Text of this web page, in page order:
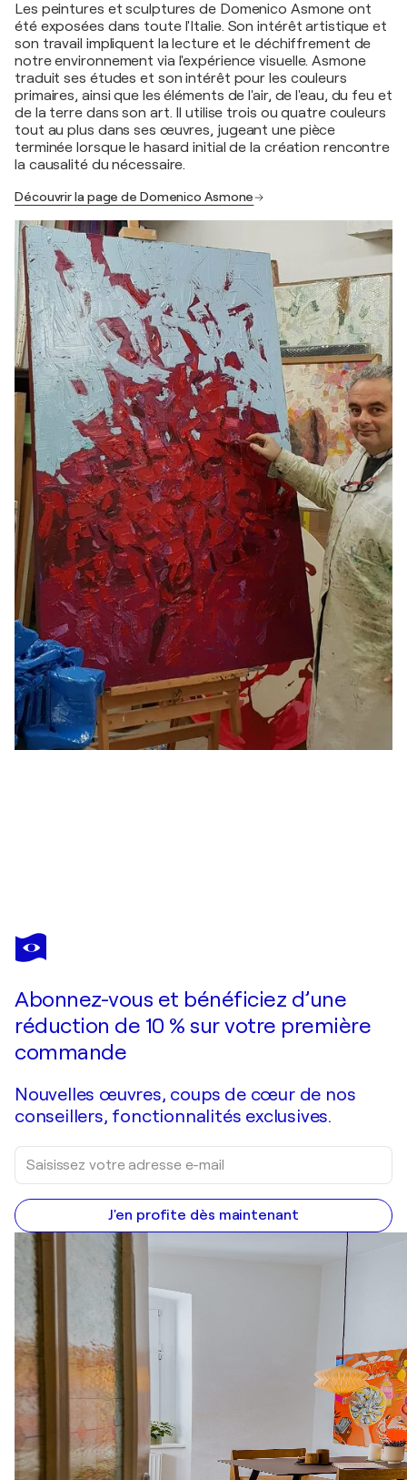
Les peintures et sculptures de Domenico Asmone ont
été exposées dans toute l'Italie. Son intérêt artistique et
son travail impliquent la lecture et le déchiffrement de
notre environnement via l'expérience visuelle. Asmone
traduit ses études et son intérêt pour les couleurs
primaires, ainsi que les éléments de l'air, de l'eau, du feu et
de la terre dans son art. Il utilise trois ou quatre couleurs
tout au plus dans ses œuvres, jugeant une pièce
terminée lorsque le hasard initial de la création rencontre
la causalité du nécessaire.
Découvrir la page de Domenico Asmone
DOMENICO ASMONE
cromatico rosso
Abonnez-vous et bénéficiez d’une
réduction de 10 % sur votre première
commande
Nouvelles œuvres, coups de cœur de nos
conseillers, fonctionnalités exclusives.
J'en profite dès maintenant